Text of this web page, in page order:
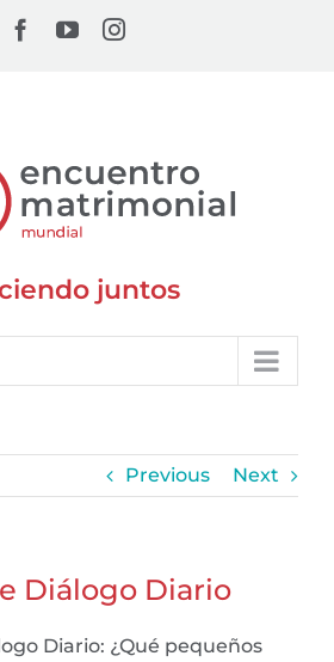
Facebook
YouTubeInstagram
juntos
Previous Next
Diálogo Diario
Diario: ¿Qué pequeños